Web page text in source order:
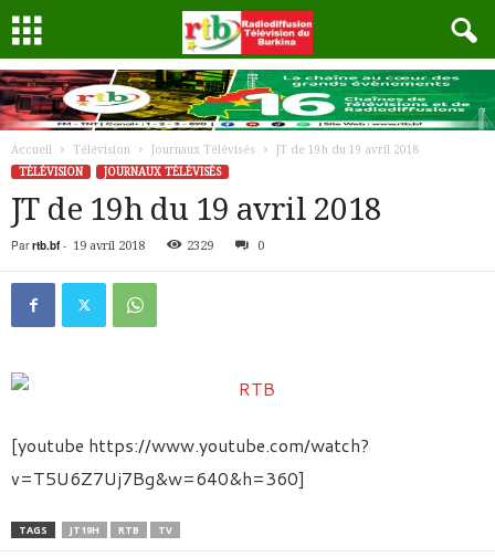
Accueil Télévision Journaux Télévisés
JT de 19h du 19 avril 2018
TÉLÉVISION
JOURNAUX TÉLÉVISÉS
JT de 19h du 19 avril 2018
Par rtb.bf- 19 avril 2018 2329 0
[youtube https://www.youtube.com/watch?
v=T5U6Z7Uj7Bg&w=640&h=360]
TAGS JT19H RTB TV